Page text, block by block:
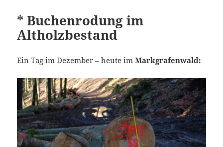
* Buchenrodung im
Altholzbestand
Ein Tag im Dezember – heute imMarkgrafenwald: